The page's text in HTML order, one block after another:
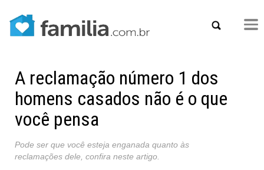
A reclamação número 1 dos
homens casados não é o que
você pensa
Pode ser que você esteja enganada quanto às
reclamações dele, confira neste artigo.